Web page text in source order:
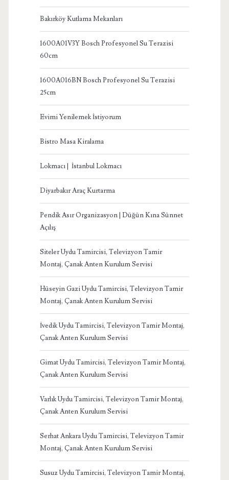
Bakırköy Kutlama Mekanları
1600A01V3Y Bosch Profesyonel Su Terazisi
60cm
1600A016BN Bosch Profesyonel Su Terazisi
25cm
Evimi Yenilemek İstiyorum
Bistro Masa Kiralama
Lokmacı | İstanbul Lokmacı
Diyarbakır Araç Kurtarma
Pendik Asır Organizasyon | Düğün Kına Sünnet
Açılış
Siteler Uydu Tamircisi, Televizyon Tamir
Montaj, Çanak Anten Kurulum Servisi
Hüseyin Gazi Uydu Tamircisi, Televizyon Tamir
Montaj, Çanak Anten Kurulum Servisi
İvedik Uydu Tamircisi, Televizyon Tamir Montaj,
Çanak Anten Kurulum Servisi
Gimat Uydu Tamircisi, Televizyon Tamir Montaj,
Çanak Anten Kurulum Servisi
Varlık Uydu Tamircisi, Televizyon Tamir Montaj,
Çanak Anten Kurulum Servisi
Serhat Ankara Uydu Tamircisi, Televizyon Tamir
Montaj, Çanak Anten Kurulum Servisi
Susuz Uydu Tamircisi, Televizyon Tamir Montaj,